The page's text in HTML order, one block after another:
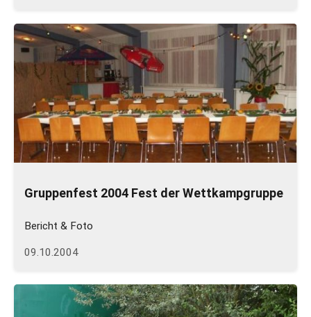
Gruppenfest 2004 Fest der Wettkampgruppe
Bericht & Foto
09.10.2004